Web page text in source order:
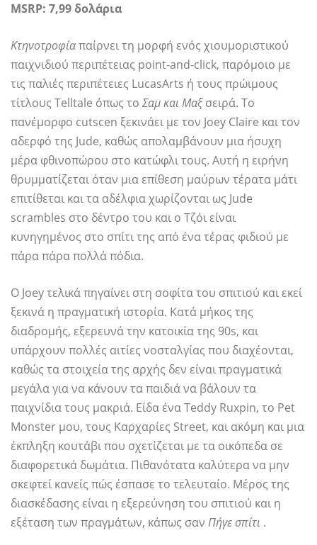
MSRP: 7,99 δολάρια
Κτηνοτροφίαπαίρνει τη μορφή ενός χιουμοριστικού
παιχνιδιού περιπέτειας point-and-click, παρόμοιο με
τις παλιές περιπέτειες LucasArts ή τους πρώιμους
τίτλους Telltale όπως το Σαμ και Μαξσειρά. Το
πανέμορφο cutscen ξεκινάει με τον Joey Claire και τον
αδερφό της Jude, καθώς απολαμβάνουν μια ήσυχη
μέρα φθινοπώρου στο κατώφλι τους. Αυτή η ειρήνη
θρυμματίζεται όταν μια επίθεση μαύρων τέρατα μάτι
επιτίθεται και τα αδέλφια χωρίζονται ως Jude
scrambles στο δέντρο του και ο Τζόι είναι
κυνηγημένος στο σπίτι της από ένα τέρας φιδιού με
πάρα πάρα πολλά πόδια.
Ο Joey τελικά πηγαίνει στη σοφίτα του σπιτιού και εκεί
ξεκινά η πραγματική ιστορία. Κατά μήκος της
διαδρομής, εξερευνά την κατοικία της 90s, και
υπάρχουν πολλές αιτίες νοσταλγίας που διαχέονται,
καθώς τα στοιχεία της αρχής δεν είναι πραγματικά
μεγάλα για να κάνουν τα παιδιά να βάλουν τα
παιχνίδια τους μακριά. Είδα ένα Teddy Ruxpin, το Pet
Monster μου, τους Καρχαρίες Street, και ακόμη και μια
έκπληξη κουτάβι που σχετίζεται με τα οικόπεδα σε
διαφορετικά δωμάτια. Πιθανότατα καλύτερα να μην
σκεφτεί κανείς πώς έσπασε το τελευταίο. Μέρος της
διασκέδασης είναι η εξερεύνηση του σπιτιού και η
εξέταση των πραγμάτων, κάπως σαν Πήγε σπίτι .